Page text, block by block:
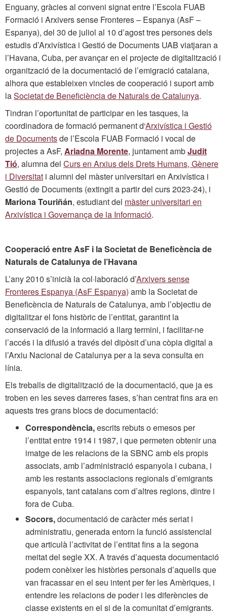
Enguany, gràcies al conveni signat entre l’Escola FUAB
Formació i Arxivers sense Fronteres – Espanya (AsF –
Espanya), del 30 de juliol al 10 d’agost tres persones dels
estudis d’Arxivística i Gestió de Documents UAB viatjaran a
l’Havana, Cuba, per avançar en el projecte de digitalització i
organització de la documentació de l’emigració catalana,
alhora que estableixen vincles de cooperació i suport amb
laSocietat de Beneficiència de Naturals de Catalunya.
Tindran l’oportunitat de participar en les tasques, la
coordinadora de formació permanent d‘Arxivística i Gestió
de Documentsde l’Escola FUAB Formació i vocal de
projectes a AsF, Ariadna Morente, juntament ambJudit
Tió, alumna del Curs en Arxius dels Drets Humans, Gènere
i Diversitat i alumni del màster universitari en Arxivística i
Gestió de Documents (extingit a partir del curs 2023-24), i
Mariona Touriñán, estudiant del màster universitari en
Arxivística i Governança de la Informació.
Cooperació entre AsF i la Societat de Beneficència de
Naturals de Catalunya de l’Havana
L’any 2010 s’inicià la col·laboració d’Arxivers sense
Fronteres Espanya (AsF Espanya) amb la Societat de
Beneficència de Naturals de Catalunya, amb l’objectiu de
digitalitzar el fons històric de l’entitat, garantint la
conservació de la informació a llarg termini, i facilitar-ne
l’accés i la difusió a través del dipòsit d’una còpia digital a
l’Arxiu Nacional de Catalunya per a la seva consulta en
línia.
Els treballs de digitalització de la documentació, que ja es
troben en les seves darreres fases, s’han centrat fins ara en
aquests tres grans blocs de documentació:
Correspondència,escrits rebuts o emesos per
l’entitat entre 1914 i 1987, i que permeten obtenir una
imatge de les relacions de la SBNC amb els propis
associats, amb l’administració espanyola i cubana, i
amb les restants associacions regionals d’emigrants
espanyols, tant catalans com d’altres regions, dintre i
fora de Cuba.
Socors,documentació de caràcter més seriat i
administratiu, generada entorn la funció assistencial
que articulà l’activitat de l’entitat fins a la segona
meitat del segle XX. A través d’aquesta documentació
podem conèixer les històries personals d’aquells que
van fracassar en el seu intent per fer les Amèriques, i
entendre les relacions de poder i les diferències de
classe existents en el si de la comunitat d’emigrants.